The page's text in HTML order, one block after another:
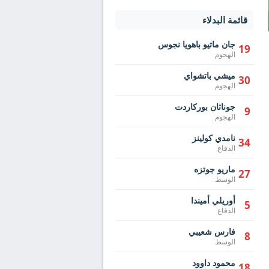
قائمة البدلاء
19 جان ماتيو باهويا نجوس
الهجوم
30 ميشي باتشواي
الهجوم
9 جوناثان بوركاردت
الهجوم
34 نامدي كولينز
الدفاع
27 ماريو جوتزه
الوسط
5 أوريلي أميندا
الدفاع
8 فارس شعيبي
الوسط
محمود داوود